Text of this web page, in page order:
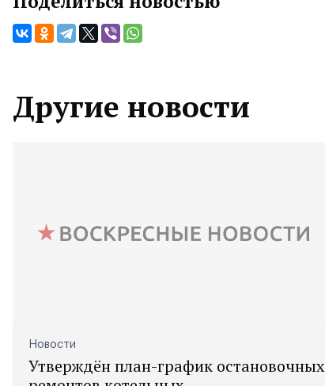
Другие новости
Новости
Утверждён план-график остановочных